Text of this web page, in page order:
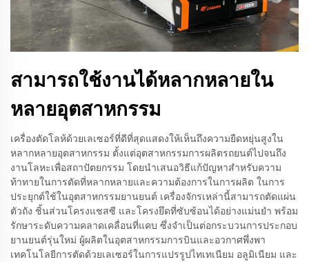
สามารถใช้งานได้หลากหลายใน
หลายอุตสาหกรรม
เครื่องตัดโลห้ด้วยเลเซอร์ที่ดีที่สุดแสดงให้เห็นถึงความยืดหยุ่นสูงใน
หลากหลายอุตสาหกรรม ตั้งแต่อุตสาหกรรมการผลิตรถยนต์ไปจนถึง
งานโลหะเพื่อสถาปัตยกรรม โดยนำเสนอวิธีแก้ปัญหาสำหรับความ
ท้าทายในการตัดที่หลากหลายและความต้องการในการผลิต ในการ
ประยุกต์ใช้ในอุตสาหกรรมยานยนต์ เครื่องจักรเหล่านี้สามารถตัดแผ่น
ตัวถัง ชิ้นส่วนโครงแชสซี และโครงยึดที่ซับซ้อนได้อย่างแม่นยำ พร้อม
รักษาระดับความคลาดเคลื่อนที่แคบ ซึ่งจำเป็นต่อกระบวนการประกอบ
ยานยนต์รุ่นใหม่ ผู้ผลิตในอุตสาหกรรมการบินและอวกาศพึ่งพา
เทคโนโลยีการตัดด้วยเลเซอร์ในการแปรรูปไทเทเนียม อลูมิเนียม และ